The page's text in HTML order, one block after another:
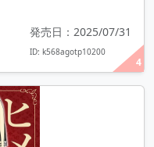
4
発売日：2025/07/31
ID: k568agotp10200